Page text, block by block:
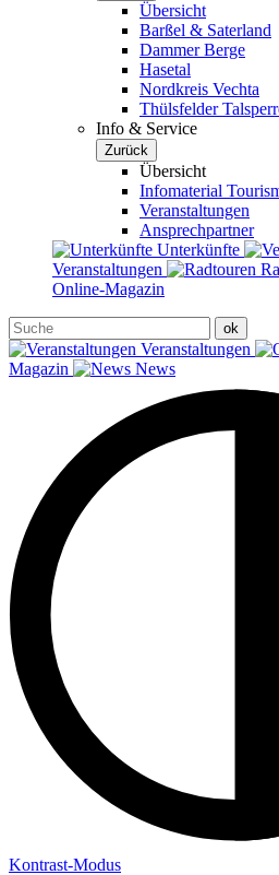
Übersicht
Barßel & Saterland
Dammer Berge
Hasetal
Nordkreis Vechta
Thülsfelder
Info & Service
Zurück
Übersicht
Infomaterial
Veranstaltungen
Ansprechpartner
Unterkünfte
Veranstaltungen
Online-Magazin
Veranstaltungen
Magazin
News
Kontrast-Modus